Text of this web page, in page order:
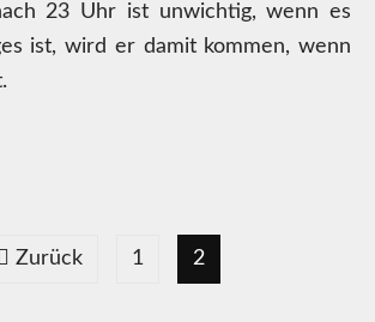
23 Uhr ist unwichtig, wenn es
ist, wird er damit kommen, wenn
Zurück 1 2